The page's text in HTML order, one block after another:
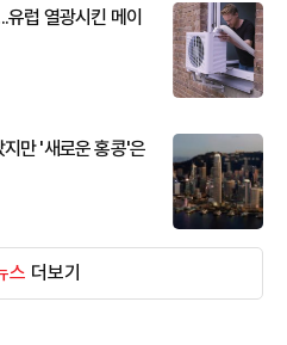
럽 열광시킨 메이
만 '새로운 홍콩'은
스 더보기